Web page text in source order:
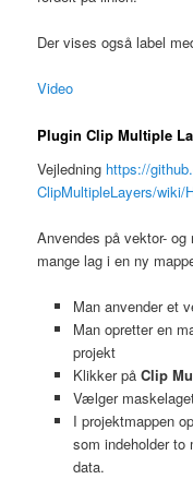
Der vises også label
Video
Plugin Clip Multiple
Vejledning https://
ClipMultipleLayers/wiki/
Anvendes på vektor-
mange lag i en ny
Man anvender et
Man opretter en
projekt
Klikker på Clip
Vælger
I projektmappen
som indeholder to
data.